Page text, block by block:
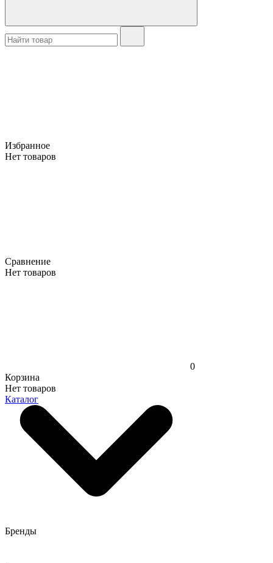
Избранное
Нет товаров
Сравнение
Нет товаров
0
Корзина
Нет товаров
Каталог
Бренды